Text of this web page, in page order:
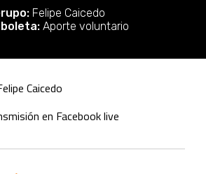
Felipe Caicedo
Aporte voluntario
Caicedo
en Facebook live